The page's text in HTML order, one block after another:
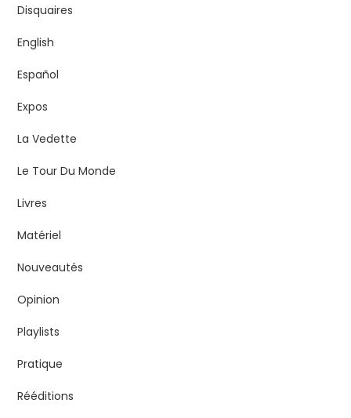
Disquaires
English
Español
Expos
La Vedette
Le Tour Du Monde
Livres
Matériel
Nouveautés
Opinion
Playlists
Pratique
Rééditions